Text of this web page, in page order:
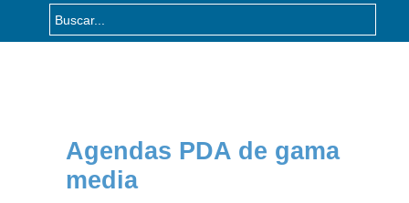
Agendas PDA de gama
media